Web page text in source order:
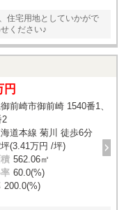
住宅用地としていかがで
ください♪
円
前崎市御前崎 1540番1、
2
海道本線 菊川 徒歩6分
(3.41万円 /坪)
562.06㎡
60.0(%)
200.0(%)